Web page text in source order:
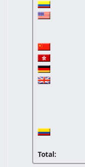
Total: